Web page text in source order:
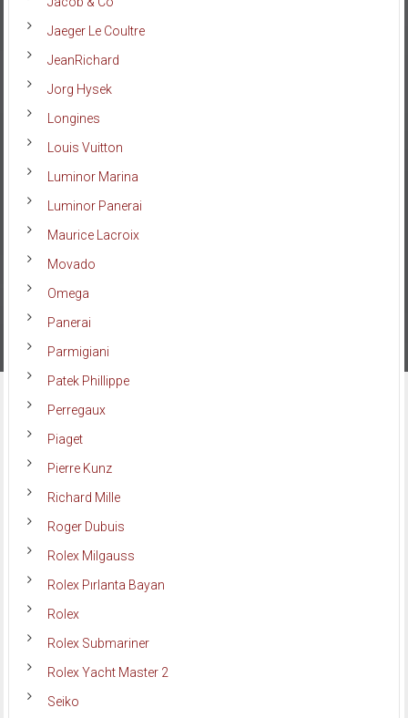
Jaeger Le Coultre
JeanRichard
Jorg Hysek
Longines
Louis Vuitton
Luminor Marina
Luminor Panerai
Maurice Lacroix
Movado
Omega
Panerai
Parmigiani
Patek Phillippe
Perregaux
Piaget
Pierre Kunz
Richard Mille
Roger Dubuis
Rolex Milgauss
Rolex Pırlanta Bayan
Rolex
Rolex Submariner
Rolex Yacht Master 2
Seiko